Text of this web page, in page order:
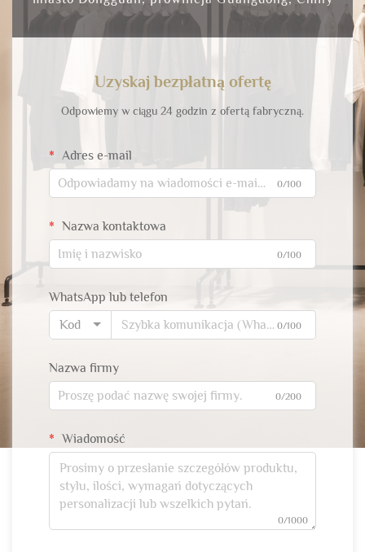
Uzyskaj bezpłatną ofertę
Odpowiemy w ciągu 24 godzin z ofertą fabryczną.
Adres e-mail
0/100
Nazwa kontaktowa
0/100
WhatsApp lub telefon
Kod
0/100
Nazwa firmy
0/200
Wiadomość
0/1000